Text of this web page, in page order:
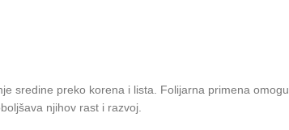
sredine preko korena i lista. Folijarna primena
njihov rast i razvoj.